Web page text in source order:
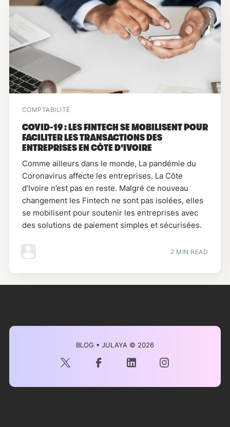
COMPTABILITÉ
COVID-19 : LES FINTECH SE MOBILISENT POUR
FACILITER LES TRANSACTIONS DES
ENTREPRISES EN CÔTE D'IVOIRE
Comme ailleurs dans le monde, La pandémie du
Coronavirus affecte les entreprises. La Côte
d’Ivoire n’est pas en reste. Malgré ce nouveau
changement les Fintech ne sont pas isolées, elles
se mobilisent pour soutenir les entreprises avec
des solutions de paiement simples et sécurisées.
2 MIN READ
BLOG • JULAYA © 2026